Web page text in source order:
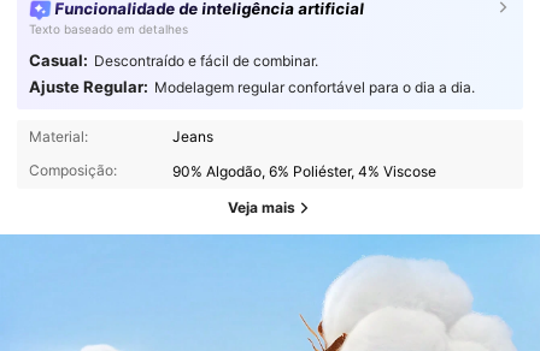
Funcionalidade de inteligência artificial
Texto baseado em detalhes
Casual: Descontraído e fácil de combinar.
Ajuste Regular: Modelagem regular confortável para o dia a dia.
Material:
Jeans
Composição:
90% Algodão, 6% Poliéster, 4% Viscose
Veja mais